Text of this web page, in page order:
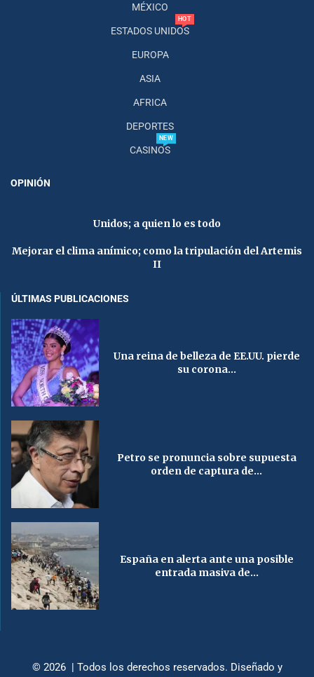
MÉXICO
ESTADOS UNIDOS
HOT
EUROPA
ASIA
AFRICA
DEPORTES
CASINOS
NEW
OPINIÓN
Unidos; a quien lo es todo
Mejorar el clima anímico; como la tripulación del Artemis
II
ÚLTIMAS PUBLICACIONES
Una reina de belleza de EE.UU. pierde
su corona...
Petro se pronuncia sobre supuesta
orden de captura de...
España en alerta ante una posible
entrada masiva de...
© 2026 | Todos los derechos reservados. Diseñado y